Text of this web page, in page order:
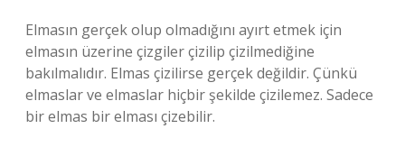
Elmasın gerçek olup olmadığını ayırt etmek için
elmasın üzerine çizgiler çizilip çizilmediğine
bakılmalıdır. Elmas çizilirse gerçek değildir. Çünkü
elmaslar ve elmaslar hiçbir şekilde çizilemez. Sadece
bir elmas bir elması çizebilir.